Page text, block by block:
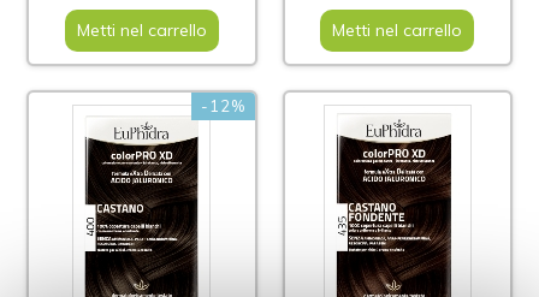
Metti nel carrello Metti nel carrello
-12%